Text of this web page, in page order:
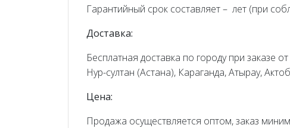
Гарантийный срок составляет – лет (при
Доставка:
Бесплатная доставка по городу при заказе
Нур-султан (Астана), Караганда, Атырау,
Цена:
Продажа осуществляется оптом, заказ